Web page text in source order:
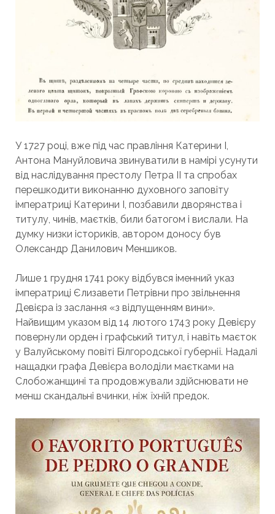
У 1727 році, вже під час правління Катерини I,
Антона Мануйловича звинуватили в намірі усунути
від наслідування престолу Петра II та спробах
перешкодити виконанню духовного заповіту
імператриці Катерини I, позбавили дворянства і
титулу, чинів, маєтків, били батогом і вислали. На
думку низки істориків, автором доносу був
Олександр Данилович Меншиков.
Лише 1 грудня 1741 року відбувся іменний указ
імператриці Єлизавети Петрівни про звільнення
Девієра із заслання «з відпущенням вини».
Найвищим указом від 14 лютого 1743 року Девієру
повернули орден і графський титул, і навіть маєток
у Валуйському повіті Білгородської губернії. Надалі
нащадки графа Девієра володіли маєтками на
Слобожанщині та продовжували здійснювати не
менш скандальні вчинки, ніж їхній предок.